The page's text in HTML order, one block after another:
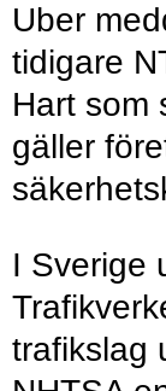
Uber
tidigare
Hart som
gäller
I Sverige
trafikslag